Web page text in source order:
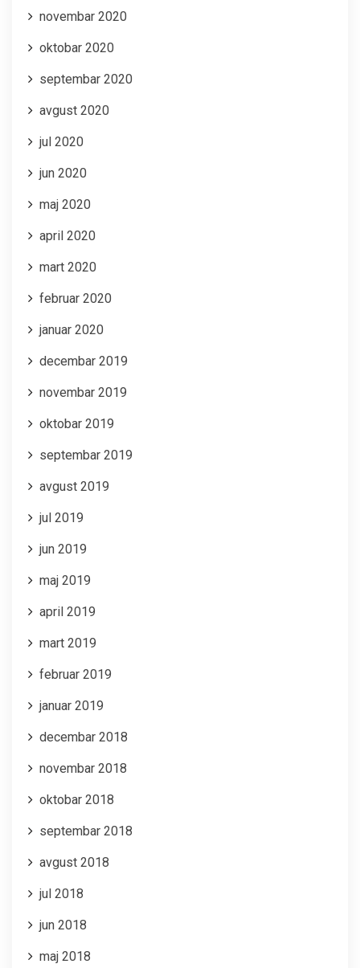
novembar 2020
oktobar 2020
septembar 2020
avgust 2020
jul 2020
jun 2020
maj 2020
april 2020
mart 2020
februar 2020
januar 2020
decembar 2019
novembar 2019
oktobar 2019
septembar 2019
avgust 2019
jul 2019
jun 2019
maj 2019
april 2019
mart 2019
februar 2019
januar 2019
decembar 2018
novembar 2018
oktobar 2018
septembar 2018
avgust 2018
jul 2018
jun 2018
maj 2018